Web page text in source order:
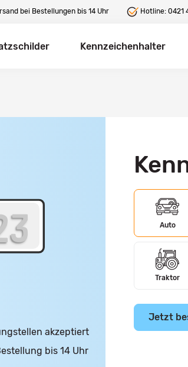
bei Bestellungen bis 14 Uhr Hotline: 0421
Kennzeichenhalter
akzeptiert
bis 14 Uhr
Auto
Traktor
Jetzt